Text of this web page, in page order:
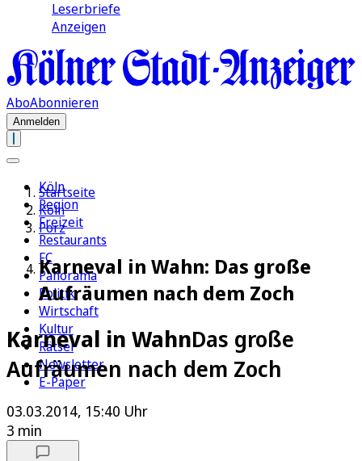
Leserbriefe
Anzeigen
AboAbonnieren
Anmelden
Köln
Region
Freizeit
Restaurants
FC
Panorama
Politik
Wirtschaft
Kultur
Rätsel
Newsletter
E-Paper
Startseite
Köln
Porz
Karneval in Wahn: Das große
Aufräumen nach dem Zoch
Karneval in WahnDas große
Aufräumen nach dem Zoch
03.03.2014, 15:40 Uhr
3 min